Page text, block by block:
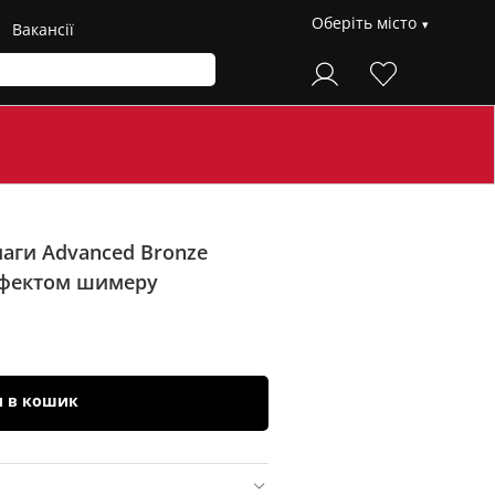
Вакансії Оберіть місто
Advanced Bronze
шимеру
в кошик